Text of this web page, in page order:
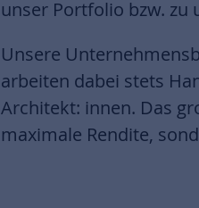
unser Portfolio bzw. zu
Unsere
arbeiten dabei stets
Architekt: innen. Das
maximale Rendite,